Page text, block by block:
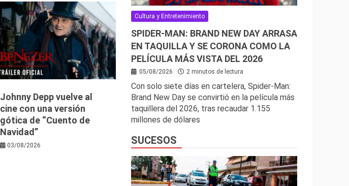
Johnny Depp vuelve al
cine con una versión
gótica de “Cuento de
Navidad”
03/08/2026
Cultura y Entretenimiento
SPIDER-MAN: BRAND NEW DAY ARRASA
EN TAQUILLA Y SE CORONA COMO LA
PELÍCULA MÁS VISTA DEL 2026
05/08/2026 2 minutos de lectura
Con solo siete días en cartelera, Spider-Man:
Brand New Day se convirtió en la película más
taquillera del 2026, tras recaudar 1.155
millones de dólares
SUCESOS